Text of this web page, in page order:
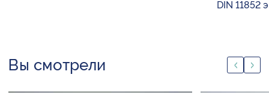
DIN 11852
Вы смотрели